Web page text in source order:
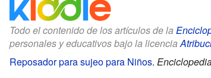
Todo el contenido de los artículos de la
personales y educativos bajo la licencia
Reposador para sujeo para Niños.